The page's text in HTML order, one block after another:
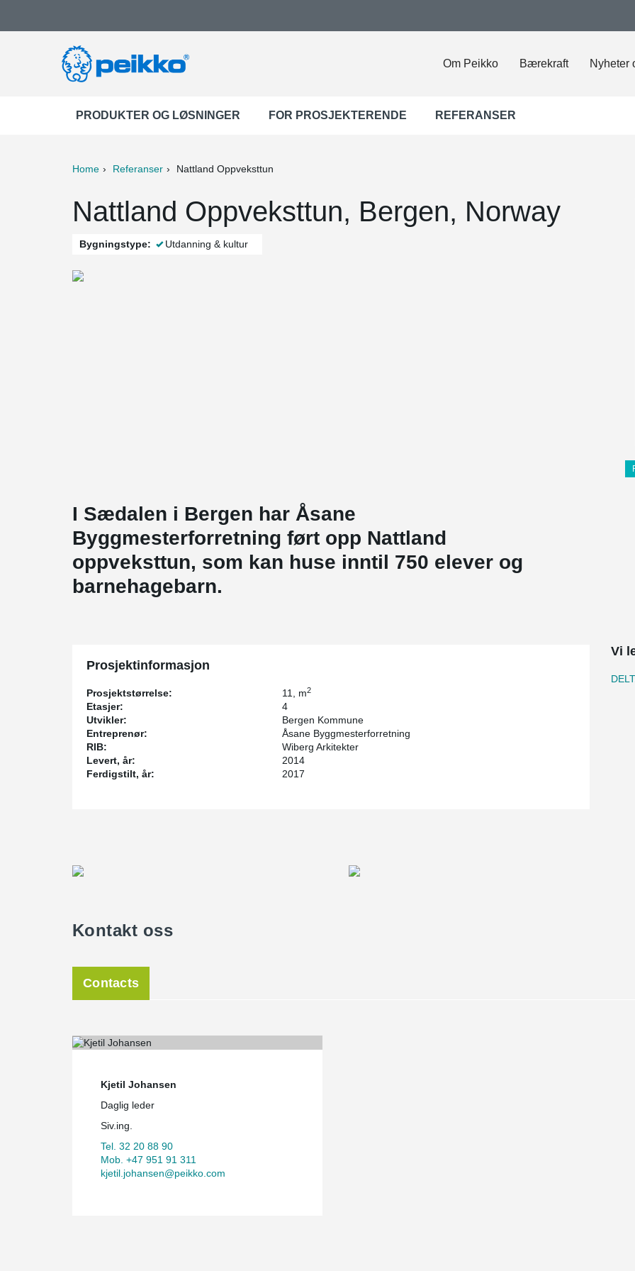
Om Peikko Bærekraft Nyheter
PRODUKTER OG LØSNINGER FOR PROSJEKTERENDE REFERANSER
Home Referanser Nattland Oppveksttun
Nattland Oppveksttun, Bergen, Norway
Bygningstype: Utdanning & kultur
I Sædalen i Bergen har Åsane
Byggmesterforretning ført opp Nattland
oppveksttun, som kan huse inntil 750 elever og
barnehagebarn.
Prosjektinformasjon
Prosjektstørrelse: 11, m2
Etasjer:
4
Utvikler:
Bergen Kommune
Entreprenør:
Åsane Byggmesterforretning
RIB:
Wiberg Arkitekter
Levert, år:
2014
Ferdigstilt, år:
2017
Vi
Kontakt oss
Contacts
Kjetil Johansen
Daglig leder
Siv.ing.
Tel. 32 20 88 90
Mob. +47 951 91 311
kjetil.johansen@peikko.com